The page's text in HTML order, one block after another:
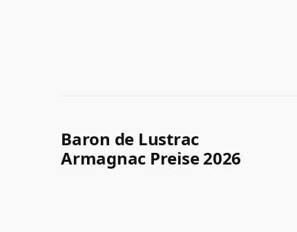
Baron de Lustrac
Armagnac Preise 2026